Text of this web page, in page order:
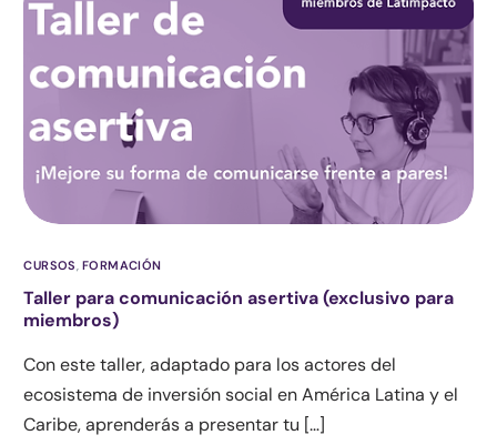
CURSOS, FORMACIÓN
Taller para comunicación asertiva (exclusivo para
miembros)
Con este taller, adaptado para los actores del
ecosistema de inversión social en América Latina y el
Caribe, aprenderás a presentar tu […]